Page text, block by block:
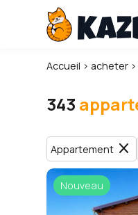
Accueil › acheter ›
343
Appartement close
Nouveau